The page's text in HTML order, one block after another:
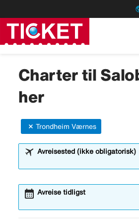
Charter til
her
Avreisested (ikke obligatorisk)
Trondheim Værnes
Avreise tidligst
calendar_month